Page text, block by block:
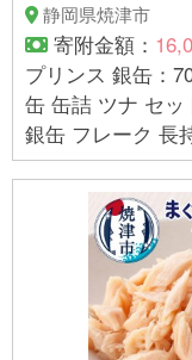
静岡県焼津市
寄附金額：
プリンス 銀缶：70g×24缶 【関連
缶 缶詰 ツナ セ
銀缶 フレーク 長